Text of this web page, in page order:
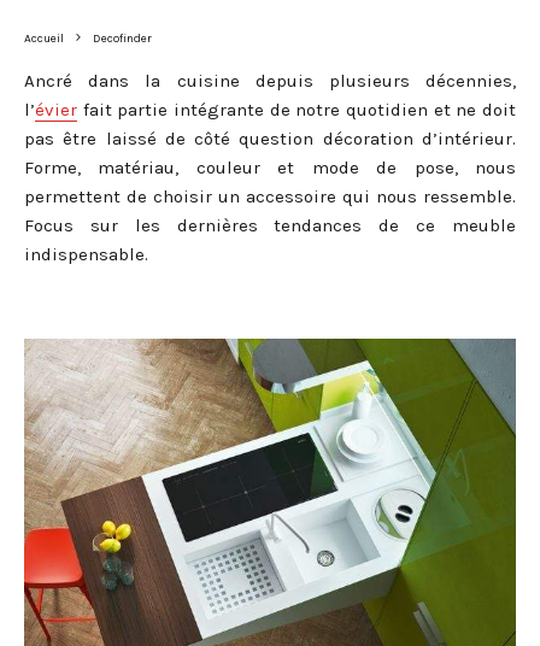
Accueil Decofinder
Ancré dans la cuisine depuis plusieurs décennies,
l’évier fait partie intégrante de notre quotidien et ne doit
pas être laissé de côté question décoration d’intérieur.
Forme, matériau, couleur et mode de pose, nous
permettent de choisir un accessoire qui nous ressemble.
Focus sur les dernières tendances de ce meuble
indispensable.